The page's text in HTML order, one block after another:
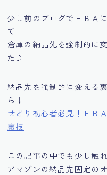
少し前のブログでＦＢＡ
て
倉庫の納品先を強制的に
た♪
納品先を強制的に変える
ら↓
せどり初心者必見！ＦＢ
裏技
この記事の中でも少し触
アマゾンの納品先固定の